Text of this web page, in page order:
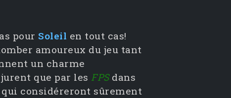
pour Soleil en tout cas!
amoureux du jeu tant
un charme
que par les FPSdans
considéreront sûrement